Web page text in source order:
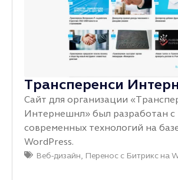
Трансперенси
Сайт для организации
Интернешнл» был разработан
современных технологий на
WordPress.
Веб-дизайн, Перенос с Битрикс на